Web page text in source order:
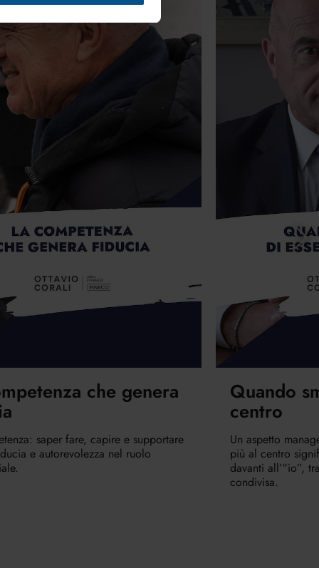
che genera
saper fare, capire e supportare
e autorevolezza nel ruolo
Quando
centro
Un aspetto
più al centro
davanti all’“io”,
condivisa.